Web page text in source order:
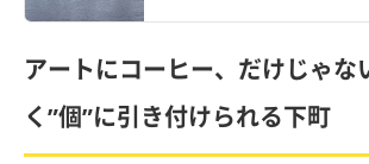
アートにコーヒー、だけじゃな
く”個”に引き付けられる下町